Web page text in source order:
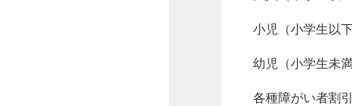
小児（小学生以
幼児（小学生未
各種障がい者割